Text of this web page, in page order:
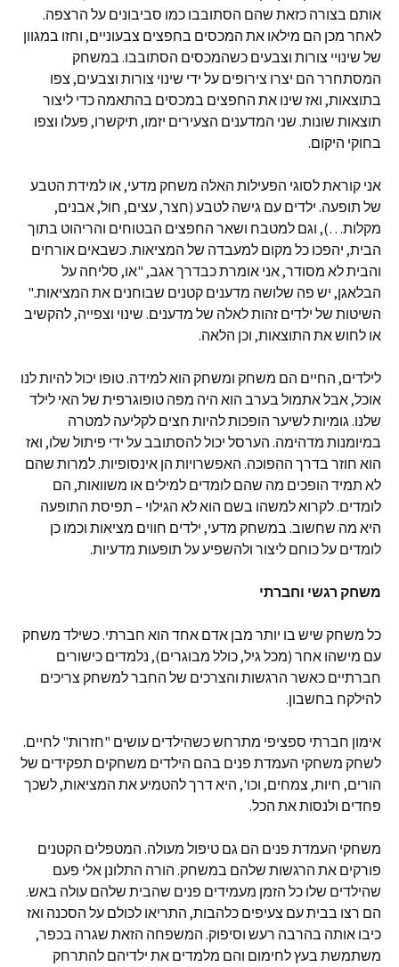
אותם בצורה כזאת שהם הסתובבו כמו סביבונים על הרצפה.
לאחר מכן הם מילאו את המכסים בחפצים צבעוניים, וחזו במגוון
של שינויי צורות וצבעים כשהמכסים הסתובבו. במשחק
המסתחרר הם יצרו צירופים על ידי שינוי צורות וצבעים, צפו
בתוצאות, ואז שינו את החפצים במכסים בהתאמה כדי ליצור
תוצאות שונות. שני המדענים הצעירים יזמו, תיקשרו, פעלו וצפו
בחוקי היקום.
אני קוראת לסוגי הפעילות האלה משחק מדעי, או למידת הטבע
של תופעה. ילדים עם גישה לטבע (חצר, עצים, חול, אבנים,
מקלות…), וגם למטבח ושאר החפצים הבטוחים והריהוט בתוך
הבית, יהפכו כל מקום למעבדה של המציאות. כשבאים אורחים
והבית לא מסודר, אני אומרת כבדרך אגב, "או, סליחה על
הבלאגן, יש פה שלושה מדענים קטנים שבוחנים את המציאות."
השיטות של ילדים זהות לאלה של מדענים. שינוי וצפייה, להקשיב
או לחוש את התוצאות, וכן הלאה.
לילדים, החיים הם משחק ומשחק הוא למידה. טופו יכול להיות לנו
אוכל, אבל אתמול בערב הוא היה מפה טופוגרפית של האי לילד
שלנו. גומיות לשיער הופכות להיות חצים לקליעה למטרה
במיומנות מדהימה. הערסל יכול להסתובב על ידי פיתול שלו, ואז
הוא חוזר בדרך ההפוכה. האפשרויות הן אינסופיות. למרות שהם
לא תמיד הופכים מה שהם לומדים למילים או משוואות, הם
לומדים. לקרוא למשהו בשם הוא לא הגילוי – תפיסת התופעה
היא מה שחשוב. במשחק מדעי, ילדים חווים מציאות וכמו כן
לומדים על כוחם ליצור ולהשפיע על תופעות מדעיות.
משחק רגשי וחברתי
כל משחק שיש בו יותר מבן אדם אחד הוא חברתי. כשילד משחק
עם מישהו אחר (מכל גיל, כולל מבוגרים), נלמדים כישורים
חברתיים כאשר הרגשות והצרכים של החבר למשחק צריכים
להילקח בחשבון.
אימון חברתי ספציפי מתרחש כשהילדים עושים "חזרות" לחיים.
לשחק משחקי העמדת פנים בהם הילדים משחקים תפקידים של
הורים, חיות, צמחים, וכו', היא דרך להטמיע את המציאות, לשכך
פחדים ולנסות את הכל.
משחקי העמדת פנים הם גם טיפול מעולה. המטפלים הקטנים
פורקים את הרגשות שלהם במשחק. הורה התלונן אלי פעם
שהילדים שלו כל הזמן מעמידים פנים שהבית שלהם עולה באש.
הם רצו בבית עם צעיפים כלהבות, התריאו לכולם על הסכנה ואז
כיבו אותה בהרבה רעש וסיפוק. המשפחה הזאת שגרה בכפר,
משתמשת בעץ לחימום והם מלמדים את ילדיהם להתרחק